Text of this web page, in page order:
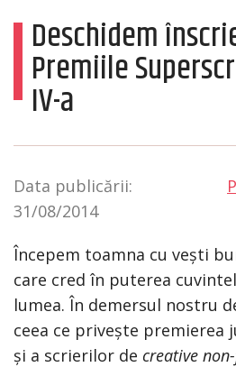
Deschidem
Premiile
IV-a
Data publicării:
31/08/2014
Începem toamna cu vești
care cred în puterea
lumea. În demersul nostru
ceea ce privește premierea
și a scrierilor de creative